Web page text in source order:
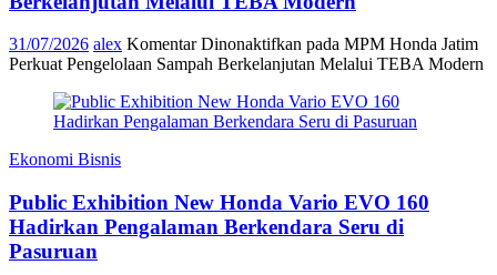
31/07/2026 alex Komentar Dinonaktifkan pada MPM Honda Jatim
Perkuat Pengelolaan Sampah Berkelanjutan Melalui TEBA Modern
Ekonomi Bisnis
Public Exhibition New Honda Vario EVO 160
Hadirkan Pengalaman Berkendara Seru di
Pasuruan